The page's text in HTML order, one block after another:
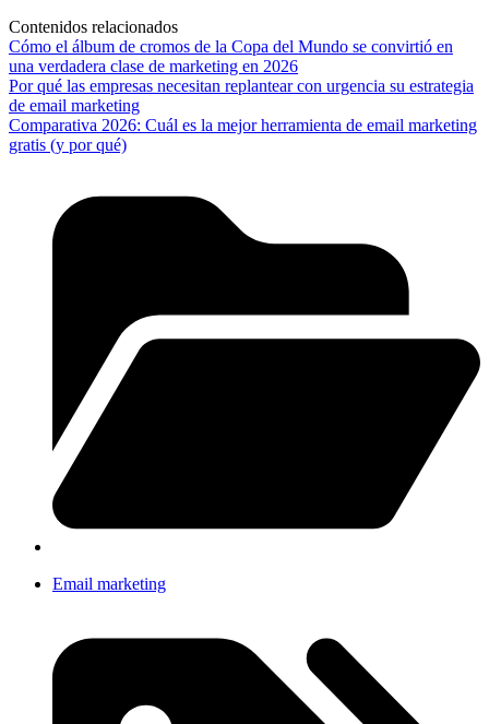
Contenidos relacionados
Cómo el álbum de cromos de la Copa del Mundo se convirtió en
una verdadera clase de marketing en 2026
Por qué las empresas necesitan replantear con urgencia su estrategia
de email marketing
Comparativa 2026: Cuál es la mejor herramienta de email marketing
gratis (y por qué)
Email marketing